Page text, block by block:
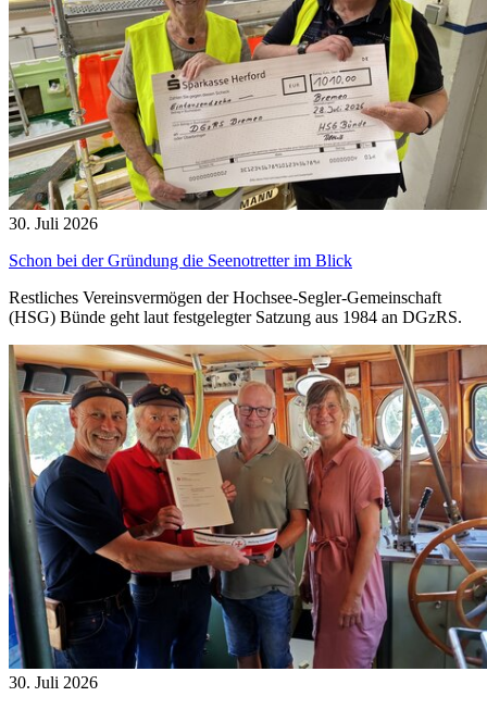
30. Juli 2026
Schon bei der Gründung die Seenotretter im Blick
Restliches Vereinsvermögen der Hochsee-Segler-Gemeinschaft
(HSG) Bünde geht laut festgelegter Satzung aus 1984 an DGzRS.
30. Juli 2026